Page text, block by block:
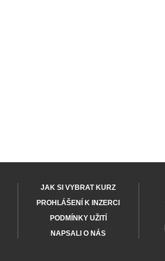
JAK SI VYBRAT KURZ
PROHLÁŠENÍ K INZERCI
PODMÍNKY UŽITÍ
NAPSALI O NÁS